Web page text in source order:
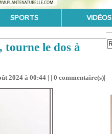
SPORTS VIDÉOS
tourne le dos à
2024 à 00:44 | | 0 commentaire(s)|